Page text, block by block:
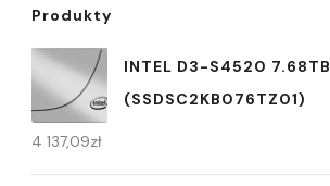
Produkty
INTEL D3-S4520 7.68TB
(SSDSC2KB076TZ01)
4 137,09zł